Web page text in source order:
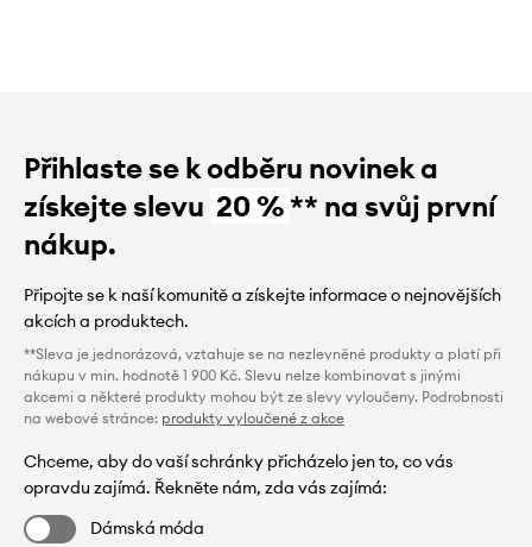
Přihlaste se k odběru novinek a
získejte slevu 20 %** na svůj první
nákup.
Připojte se k naší komunitě a získejte informace o nejnovějších
akcích a produktech.
**Sleva je jednorázová, vztahuje se na nezlevněné produkty a platí při
nákupu v min. hodnotě 1 900 Kč. Slevu nelze kombinovat s jinými
akcemi a některé produkty mohou být ze slevy vyloučeny. Podrobnosti
na webové stránce: produkty vyloučené z akce
Chceme, aby do vaší schránky přicházelo jen to, co vás
opravdu zajímá. Řekněte nám, zda vás zajímá:
Dámská móda